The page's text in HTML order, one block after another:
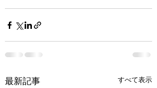
最新記事 すべて表示